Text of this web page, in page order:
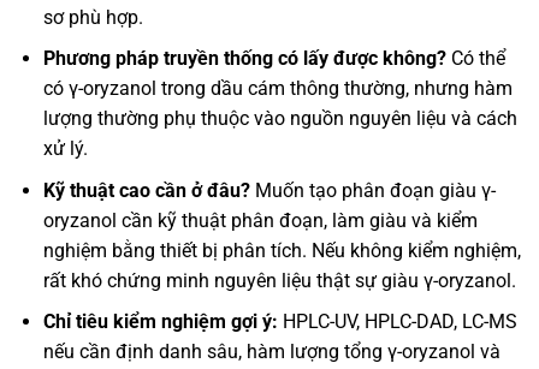
sơ phù hợp.
Phương pháp truyền thống có lấy được không?Có thể
có γ-oryzanol trong dầu cám thông thường, nhưng hàm
lượng thường phụ thuộc vào nguồn nguyên liệu và cách
xử lý.
Kỹ thuật cao cần ở đâu?Muốn tạo phân đoạn giàu γ-
oryzanol cần kỹ thuật phân đoạn, làm giàu và kiểm
nghiệm bằng thiết bị phân tích. Nếu không kiểm nghiệm,
rất khó chứng minh nguyên liệu thật sự giàu γ-oryzanol.
Chỉ tiêu kiểm nghiệm gợi ý: HPLC-UV, HPLC-DAD, LC-MS
nếu cần định danh sâu, hàm lượng tổng γ-oryzanol và